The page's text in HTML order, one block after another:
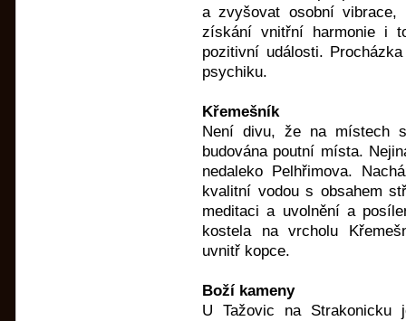
a zvyšovat osobní
získání vnitřní harmonie i
pozitivní události.
psychiku.
Křemešník
Není divu, že na místech
budována poutní místa.
nedaleko Pelhřimova.
kvalitní vodou s obsahem
meditaci a uvolnění a
kostela na vrcholu
uvnitř kopce.
Boží kameny
U Tažovic na Strakonicku